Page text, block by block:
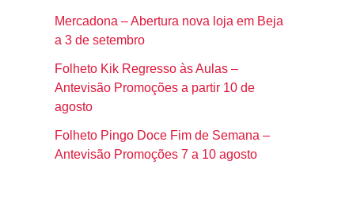
Mercadona – Abertura nova loja em Beja
a 3 de setembro
Folheto Kik Regresso às Aulas –
Antevisão Promoções a partir 10 de
agosto
Folheto Pingo Doce Fim de Semana –
Antevisão Promoções 7 a 10 agosto